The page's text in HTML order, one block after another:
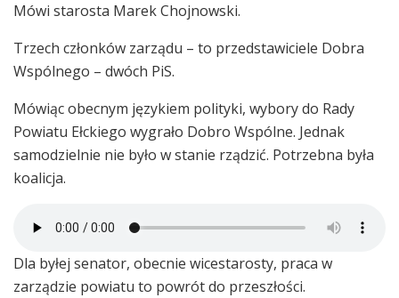
Mówi starosta Marek Chojnowski.
Trzech członków zarządu – to przedstawiciele Dobra
Wspólnego – dwóch PiS.
Mówiąc obecnym językiem polityki, wybory do Rady
Powiatu Ełckiego wygrało Dobro Wspólne. Jednak
samodzielnie nie było w stanie rządzić. Potrzebna była
koalicja.
Dla byłej senator, obecnie wicestarosty, praca w
zarządzie powiatu to powrót do przeszłości.